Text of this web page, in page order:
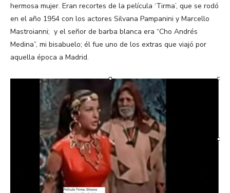
hermosa mujer. Eran recortes de la película ‘Tirma’, que se rodó
en el año 1954 con los actores Silvana Pampanini y Marcello
Mastroianni; y el señor de barba blanca era “Cho Andrés
Medina”, mi bisabuelo; él fue uno de los extras que viajó por
aquella época a Madrid.